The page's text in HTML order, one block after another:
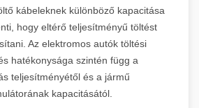
kábeleknek különböző kapacitása
hogy eltérő teljesítményű töltést
Az elektromos autók töltési
hatékonysága szintén függ a
teljesítményétől és a jármű
kapacitásától.